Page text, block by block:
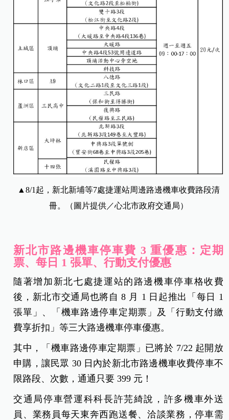
▲8/1起，新北新埔等7處捷運站周邊路邊機車收費路段清
冊。（圖片提供／心北市政府交通局）
新北市路邊機車停車費 3 重優惠：定期
票、每日 1 張單、行動支付優惠
隨著增加新北七處捷運站的路邊機車停車格收費
後，新北市交通局也將自 8 月 1 日起推出「每日 1
張單」、「機車路邊停車定期票」及「行動支付繳
費享折扣」等三大路邊機車停車優惠。
其中，「機車路邊停車定期票」已將於 7/22 起開放
申購，讓民眾 30 日內於新北市路邊機車收費停車不
限路段、次數，通通只要 399 元！
交通局停車營運科科長許芫綺說，許多機車外送
員、業務員每天東奔西跑送餐、洽談業務，停車需